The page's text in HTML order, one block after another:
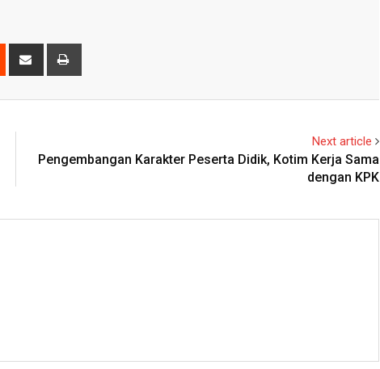
Reddit
Share
Next article
Pengembangan Karakter Peserta Didik, Kotim Kerja Sama
dengan KPK